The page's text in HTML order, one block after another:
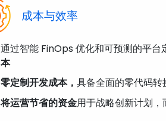
成本与效率
通过智能 FinOps 优化和可预测的平台
本
零定制开发成本， 具备全面的零代码转
将运营节省的资金用于战略创新计划